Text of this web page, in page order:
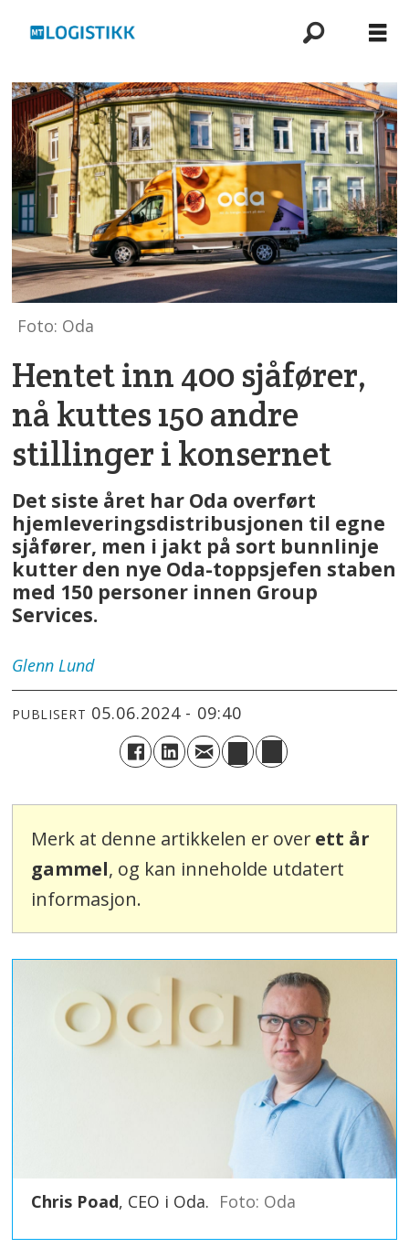
Foto: Oda
Hentet inn 400 sjåfører,
nå kuttes 150 andre
stillinger i konsernet
Det siste året har Oda overført
hjemleveringsdistribusjonen til egne
sjåfører, men i jakt på sort bunnlinje
kutter den nye Oda-toppsjefen staben
med 150 personer innen Group
Services.
Glenn Lund
PUBLISERT 05.06.2024 - 09:40
Merk at denne artikkelen er over ett år
gammel, og kan inneholde utdatert
informasjon.
Chris Poad, CEO i Oda. Foto: Oda